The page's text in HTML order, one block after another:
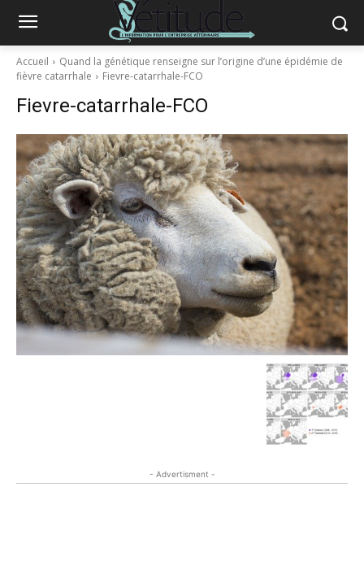
Accueil
Quand la génétique renseigne sur l’origine d’une épidémie de
fièvre catarrhale
Fievre-catarrhale-FCO
Fievre-catarrhale-FCO
- Advertisment -